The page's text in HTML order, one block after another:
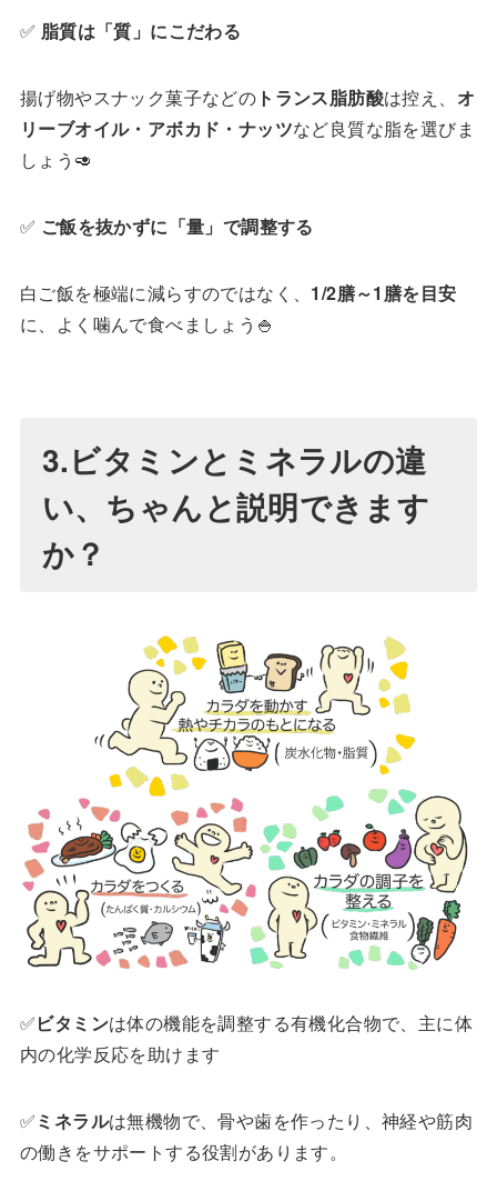
✅ 脂質は「質」にこだわる
揚げ物やスナック菓子などの トランス脂肪酸は控え、 オ
リーブオイル・アボカド・ナッツなど良質な脂を選びま
しょう🥑
✅ ご飯を抜かずに「量」で調整する
白ご飯を極端に減らすのではなく、 1/2膳～1 膳を目安
に、よく噛んで食べましょう🍚
3.ビタミンとミネラルの違
い、ちゃんと説明できます
か？
✅ビタミンは体の機能を調整する有機化合物で、主に体
内の化学反応を助けます
✅ミネラルは無機物で、骨や歯を作ったり、神経や筋肉
の働きをサポートする役割があります。